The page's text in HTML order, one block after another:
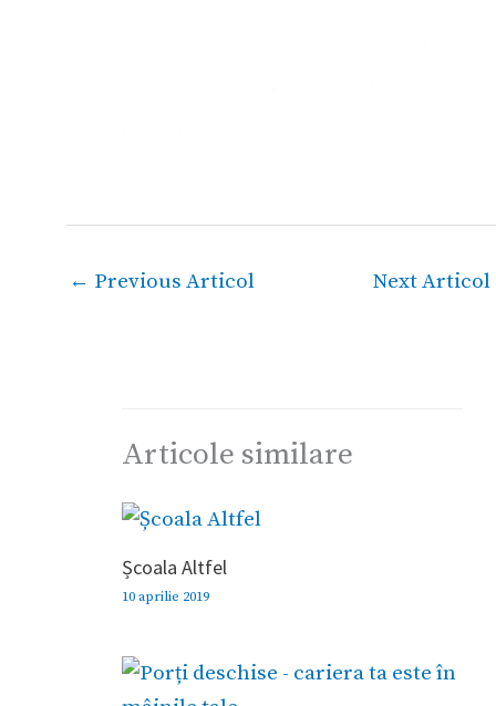
← Previous Articol Next Articol
Articole similare
Școala Altfel
10 aprilie 2019